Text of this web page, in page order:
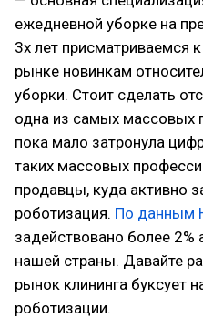
ежедневной уборке на
3х лет присматриваемся
рынке новинкам
уборки. Стоит сделать
одна из самых массовых
пока мало затронула
таких массовых
продавцы, куда активно
роботизация. По данным
задействовано более 2%
нашей страны. Давайте
рынок клининга буксует
роботизации.